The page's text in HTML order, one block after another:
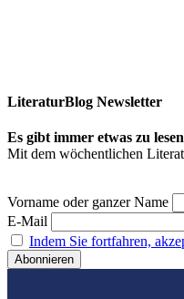
LiteraturBlog Newsletter
Es gibt immer etwas zu
Mit dem wöchentlichen
Vorname oder ganzer Name
E-Mail
Indem Sie fortfahren,